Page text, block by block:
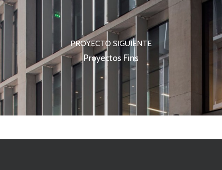
PROYECTO SIGUIENTE
Proyectos Fins